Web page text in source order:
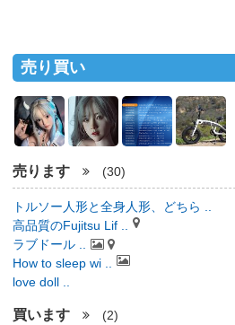
売り買い
売ります (30)
トルソー人形と全身人形、どちら ..
高品質のFujitsu Lif ..
ラブドール ..
How to sleep wi ..
love doll ..
買います (2)